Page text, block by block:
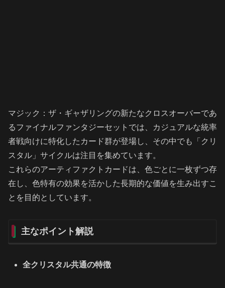
マジック：ザ・ギャザリングの新たなクロスオーバーであ
るファイナルファンタジーセットでは、カジュアルな統率
者戦向けに特化したカード群が登場し、その中でも「クリ
スタル」サイクルは注目を集めています。
これらのアーティファクトカードは、色ごとに一枚ずつ存
在し、色特有の効果を活かした長期的な価値を生み出すこ
とを目的としています。
主なポイント解説
全クリスタル共通の特徴